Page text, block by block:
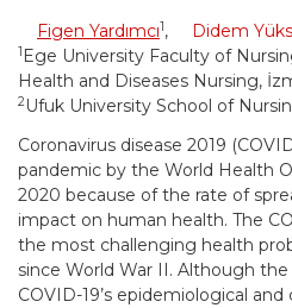
Figen Yardımcı1, Didem
1 Ege University Faculty of
Health and Diseases Nursing,
2Ufuk University School of
Coronavirus disease 2019
pandemic by the World Health
2020 because of the rate of
impact on human health. The
the most challenging health
since World War II. Although
COVID-19’s epidemiological